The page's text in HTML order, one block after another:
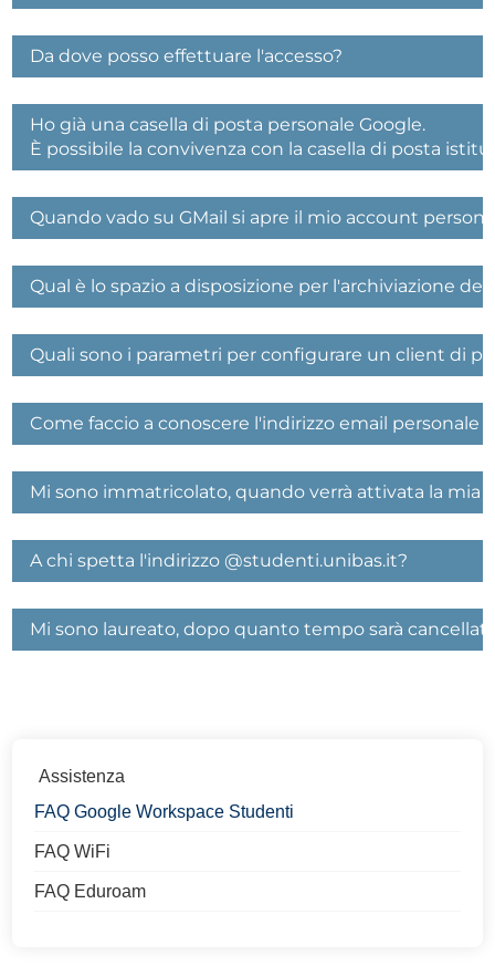
Da dove posso effettuare l'accesso?
Ho già una casella di posta personale Google.
È possibile la convivenza con la casella di posta
Quando vado su GMail si apre il mio account
Qual è lo spazio a disposizione per l'archiviazione
Quali sono i parametri per configurare un client di
Come faccio a conoscere l'indirizzo email personale
Mi sono immatricolato, quando verrà attivata la mia
A chi spetta l'indirizzo @studenti.unibas.it?
Mi sono laureato, dopo quanto tempo sarà
Assistenza
FAQ Google Workspace Studenti
FAQ WiFi
FAQ Eduroam